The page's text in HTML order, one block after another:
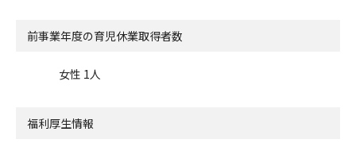
前事業年度の育児休業取得者数
女性 1人
福利厚生情報